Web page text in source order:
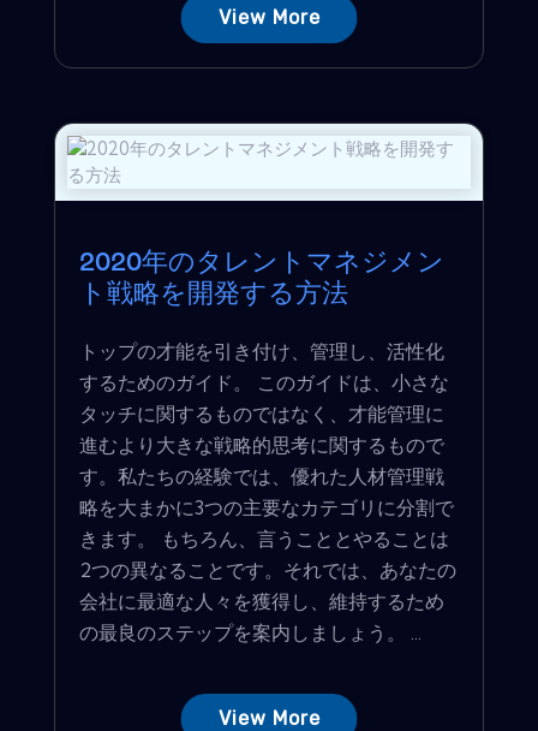
View More
2020年のタレントマネジメン
ト戦略を開発する方法
トップの才能を引き付け、管理し、活性化
するためのガイド。 このガイドは、小さな
タッチに関するものではなく、才能管理に
進むより大きな戦略的思考に関するもので
す。私たちの経験では、優れた人材管理戦
略を大まかに3つの主要なカテゴリに分割で
きます。 もちろん、言うこととやることは
2つの異なることです。それでは、あなたの
会社に最適な人々を獲得し、維持するため
の最良のステップを案内しましょう。 ...
View More